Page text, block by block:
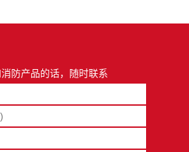
防产品的话，随时联系